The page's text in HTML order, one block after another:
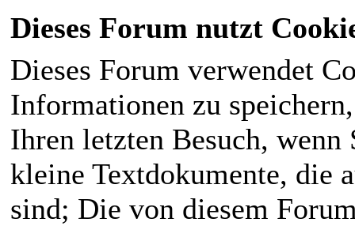
Dieses Forum nutzt
Dieses Forum verwendet
Informationen zu
Ihren letzten Besuch,
kleine Textdokumente, die
sind; Die von diesem